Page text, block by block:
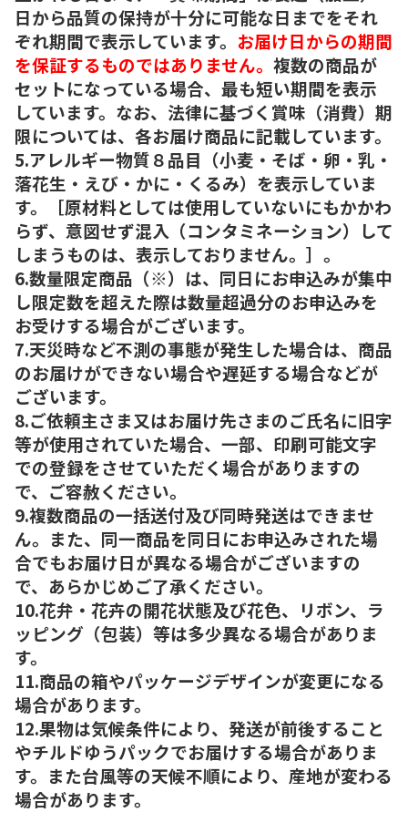
日から品質の保持が十分に可能な日までをそれ
ぞれ期間で表示しています。 お届け日からの期間
を保証するものではありません。 複数の商品が
セットになっている場合、最も短い期間を表示
しています。なお、法律に基づく賞味（消費）期
限については、各お届け商品に記載しています。
5.アレルギー物質８品目（小麦・そば・卵・乳・
落花生・えび・かに・くるみ）を表示していま
す。［原材料としては使用していないにもかかわ
らず、意図せず混入（コンタミネーション）して
しまうものは、表示しておりません。］。
6.数量限定商品（※）は、同日にお申込みが集中
し限定数を超えた際は数量超過分のお申込みを
お受けする場合がございます。
7.天災時など不測の事態が発生した場合は、商品
のお届けができない場合や遅延する場合などが
ございます。
8.ご依頼主さま又はお届け先さまのご氏名に旧字
等が使用されていた場合、一部、印刷可能文字
での登録をさせていただく場合がありますの
で、ご容赦ください。
9.複数商品の一括送付及び同時発送はできませ
ん。また、同一商品を同日にお申込みされた場
合でもお届け日が異なる場合がございますの
で、あらかじめご了承ください。
10.花弁・花卉の開花状態及び花色、リボン、ラ
ッピング（包装）等は多少異なる場合がありま
す。
11.商品の箱やパッケージデザインが変更になる
場合があります。
12.果物は気候条件により、発送が前後すること
やチルドゆうパックでお届けする場合がありま
す。また台風等の天候不順により、産地が変わる
場合があります。